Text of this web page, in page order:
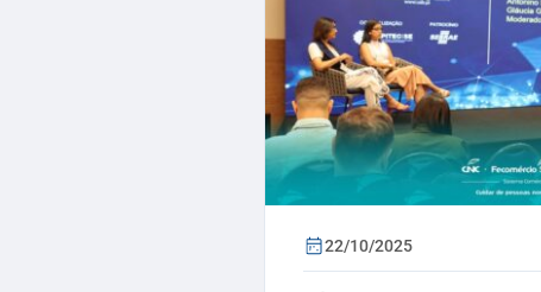
22/10/2025